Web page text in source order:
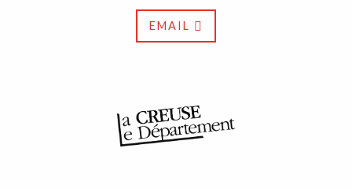
EMAIL